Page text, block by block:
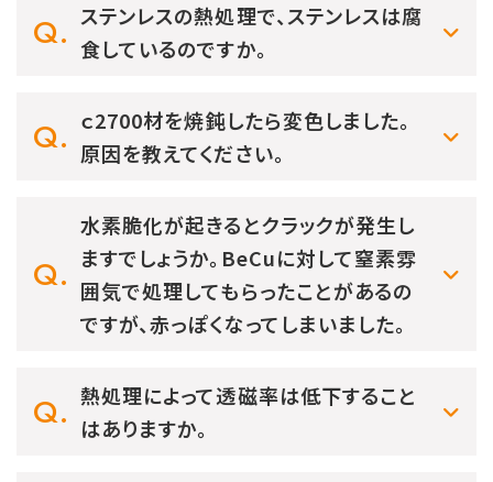
ステンレスの熱処理で、ステンレスは腐
食しているのですか。
ｃ2700材を焼鈍したら変色しました。
原因を教えてください。
水素脆化が起きるとクラックが発生し
ますでしょうか。BeCuに対して窒素雰
囲気で処理してもらったことがあるの
ですが、赤っぽくなってしまいました。
熱処理によって透磁率は低下すること
はありますか。